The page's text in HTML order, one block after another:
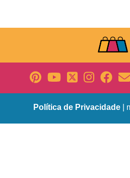
Política de Privacidade |